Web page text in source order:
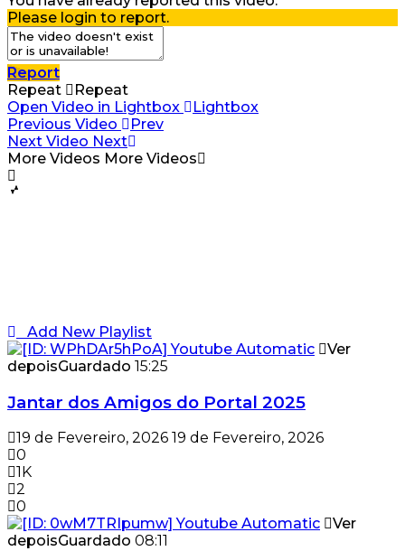
Please login to report.
Report
Repeat
Repeat
Open Video in Lightbox
Lightbox
Previous Video
Prev
Next Video Next
More Videos More Videos
Add New Playlist
Ver
depoisGuardado 15:25
Jantar dos Amigos do Portal 2025
19 de Fevereiro, 2026 19 de Fevereiro, 2026
0
1K
2
0
Ver
depoisGuardado 08:11